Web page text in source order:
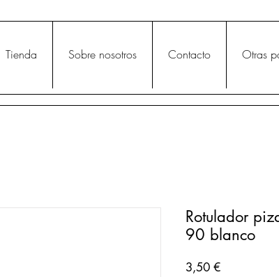
Tienda Sobre nosotros Contacto Otras
Rotulador
90 blanco
3,50 €Precio